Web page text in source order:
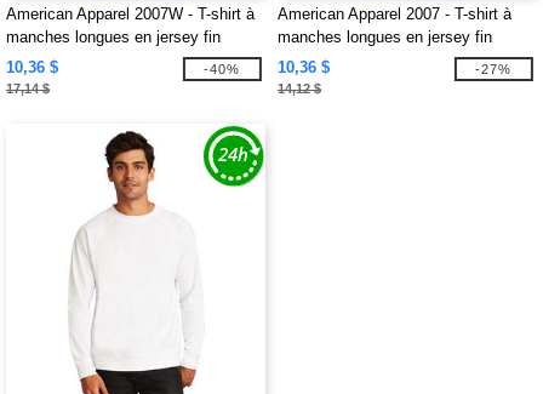
American Apparel 2007W - T-shirt à
manches longues en jersey fin
unisexe
10,36 $
17,14 $
-40%
American Apparel 2007 - T-shirt à
manches longues en jersey fin
10,36 $
14,12 $
-27%